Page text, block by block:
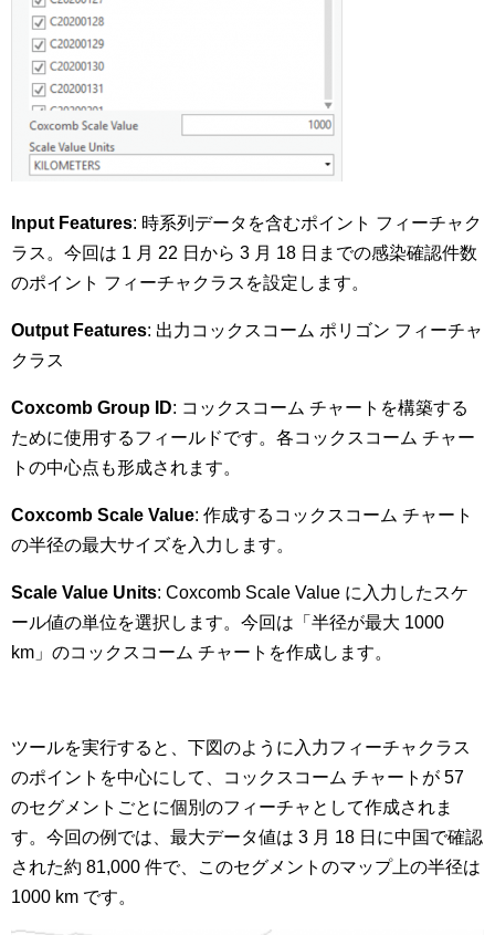
Input Features: 時系列データを含むポイント フィーチャク
ラス。今回は 1 月 22 日から 3 月 18 日までの感染確認件数
のポイント フィーチャクラスを設定します。
Output Features: 出力コックスコーム ポリゴン フィーチャ
クラス
Coxcomb Group ID: コックスコーム チャートを構築する
ために使用するフィールドです。各コックスコーム チャー
トの中心点も形成されます。
Coxcomb Scale Value: 作成するコックスコーム チャート
の半径の最大サイズを入力します。
Scale Value Units: Coxcomb Scale Value に入力したスケ
ール値の単位を選択します。今回は「半径が最大 1000
km」のコックスコーム チャートを作成します。
ツールを実行すると、下図のように入力フィーチャクラス
のポイントを中心にして、コックスコーム チャートが 57
のセグメントごとに個別のフィーチャとして作成されま
す。今回の例では、最大データ値は 3 月 18 日に中国で確認
された約 81,000 件で、このセグメントのマップ上の半径は
1000 km です。